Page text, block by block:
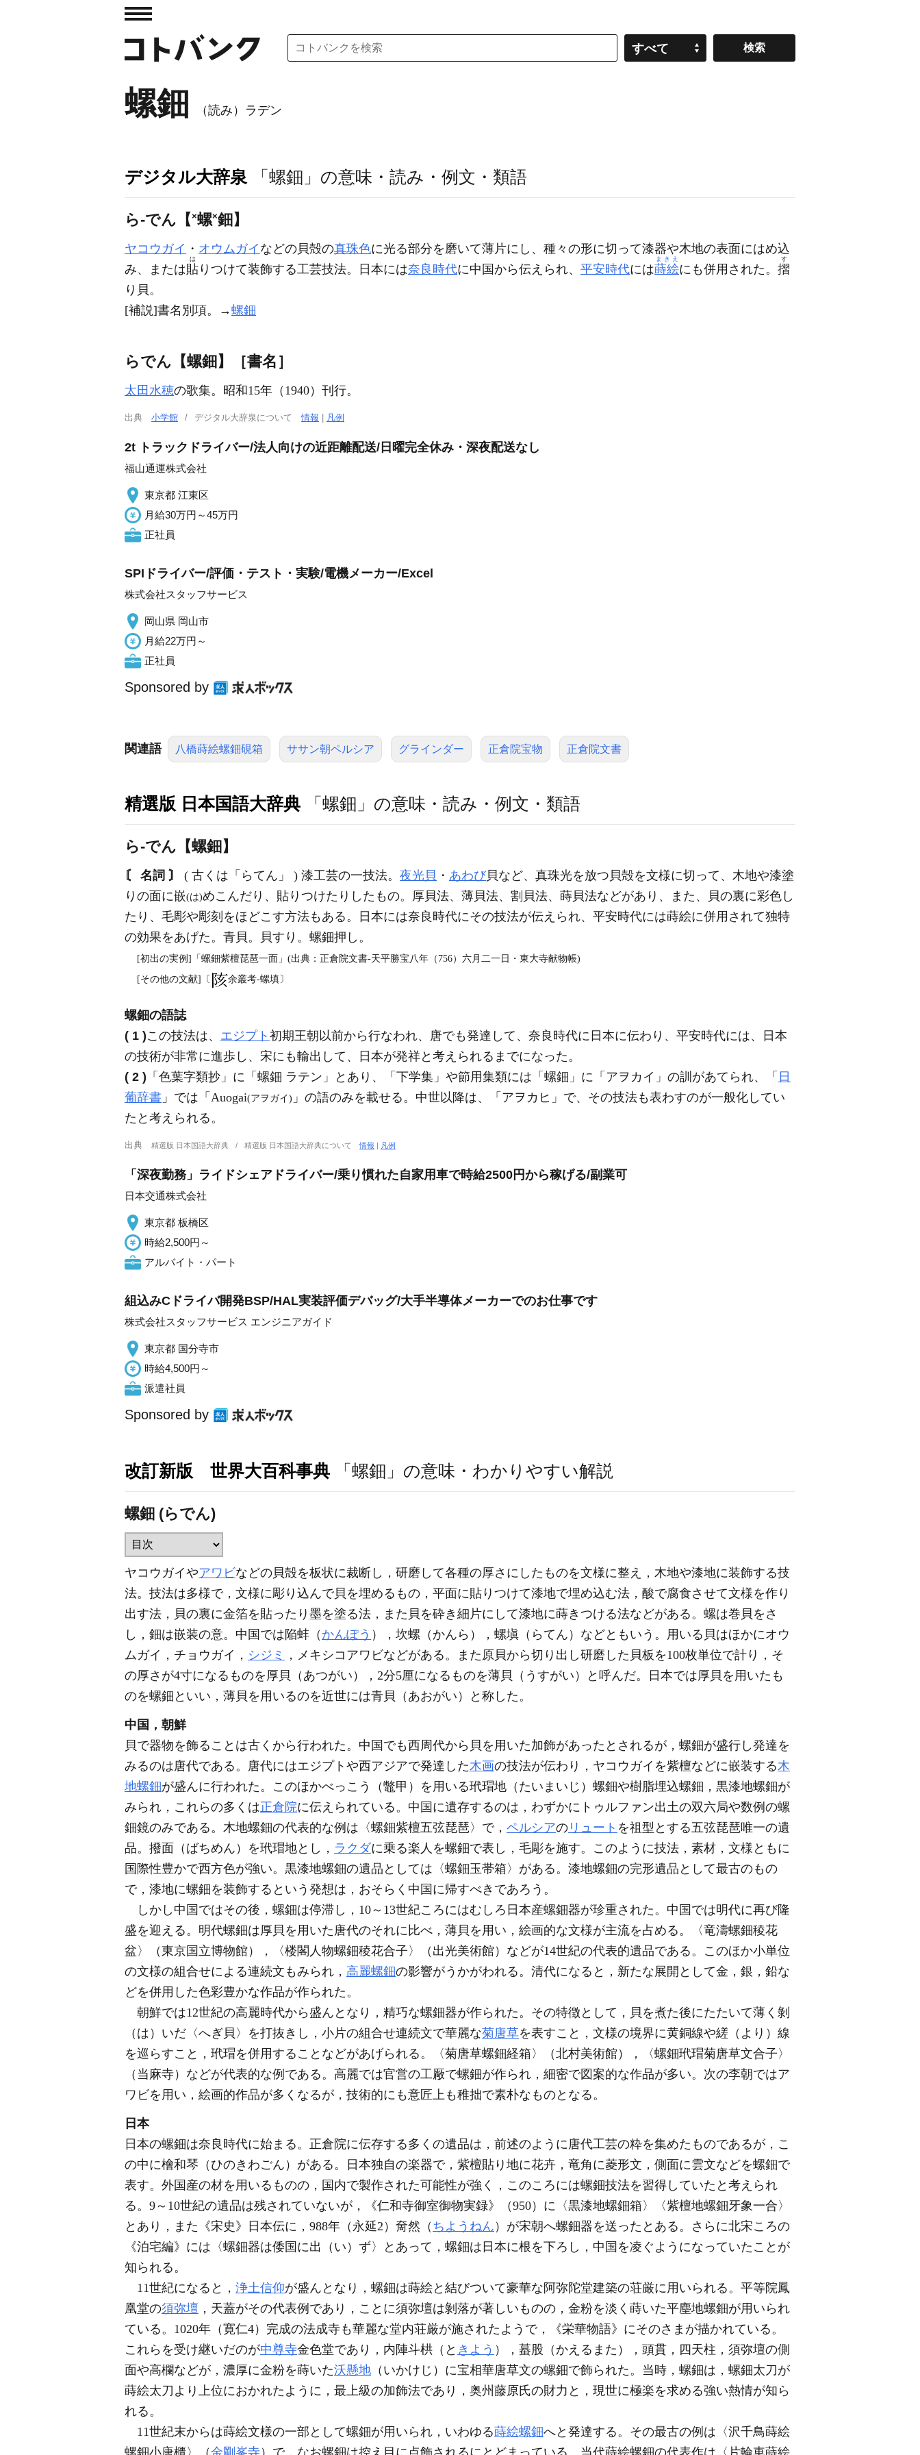
すべて
螺鈿 （読み）ラデン
デジタル大辞泉 「螺鈿」の意味・読み・例文・類語
ら‐でん【 ×螺×鈿】
ヤコウガイ ・ オウムガイ などの貝殻の真珠色に光る部分を磨いて薄片にし、種々の形に切って漆器や木地の表面にはめ込
み、または貼
は
りつけて装飾する工芸技法。日本には奈良時代に中国から伝えられ、 平安時代には蒔絵
まきえ
にも併用された。 摺
す
り貝。
[補説]書名別項。→螺鈿
らでん【螺鈿】［書名］
太田水穂の歌集。昭和15年（1940）刊行。
出典 小学館 デジタル大辞泉について情報 凡例
2t トラックドライバー/法人向けの近距離配送/日曜完全休み・深夜配送なし
福山通運株式会社
東京都 江東区
月給30万円～45万円
正社員
SPIドライバー/評価・テスト・実験/電機メーカー/Excel
株式会社スタッフサービス
岡山県 岡山市
月給22万円～
正社員
Sponsored by
関連語 八橋蒔絵螺鈿硯箱 ササン朝ペルシア グラインダー 正倉院宝物 正倉院文書
精選版 日本国語大辞典 「螺鈿」の意味・読み・例文・類語
ら‐でん【螺鈿】
〘 名詞 〙 ( 古くは「らてん」 ) 漆工芸の一技法。 夜光貝 ・ あわび貝など、真珠光を放つ貝殻を文様に切って、木地や漆塗
りの面に嵌(は)めこんだり、貼りつけたりしたもの。厚貝法、薄貝法、割貝法、蒔貝法などがあり、また、貝の裏に彩色し
たり、毛彫や彫刻をほどこす方法もある。日本には奈良時代にその技法が伝えられ、平安時代には蒔絵に併用されて独特
の効果をあげた。青貝。貝すり。螺鈿押し。
[初出の実例]「螺鈿紫檀琵琶一面」(出典：正倉院文書‐天平勝宝八年（756）六月二一日・東大寺献物帳)
[その他の文献]〔
余叢考‐螺填〕
螺鈿の語誌
( 1 )この技法は、 エジプト 初期王朝以前から行なわれ、唐でも発達して、奈良時代に日本に伝わり、平安時代には、日本
の技術が非常に進歩し、宋にも輸出して、日本が発祥と考えられるまでになった。
( 2 ) 「色葉字類抄」に「螺鈿 ラテン」とあり、「下学集」や節用集類には「螺鈿」に「アヲカイ」の訓があてられ、「 日
葡辞書 」では「Auogai(アヲガイ) 」の語のみを載せる。中世以降は、「アヲカヒ」で、その技法も表わすのが一般化してい
たと考えられる。
出典 精選版 日本国語大辞典 精選版 日本国語大辞典について情報 凡例
「深夜勤務」ライドシェアドライバー/乗り慣れた自家用車で時給2500円から稼げる/副業可
日本交通株式会社
東京都 板橋区
時給2,500円～
アルバイト・パート
組込みCドライバ開発BSP/HAL実装評価デバッグ/大手半導体メーカーでのお仕事です
株式会社スタッフサービス エンジニアガイド
東京都 国分寺市
時給4,500円～
派遣社員
Sponsored by
改訂新版 世界大百科事典 「螺鈿」の意味・わかりやすい解説
螺鈿 (らでん)
ヤコウガイやアワビなどの貝殻を板状に裁断し，研磨して各種の厚さにしたものを文様に整え，木地や漆地に装飾する技
法。技法は多様で，文様に彫り込んで貝を埋めるもの，平面に貼りつけて漆地で埋め込む法，酸で腐食させて文様を作り
出す法，貝の裏に金箔を貼ったり墨を塗る法，また貝を砕き細片にして漆地に蒔きつける法などがある。螺は巻貝をさ
し，鈿は嵌装の意。中国では陥蚌（ かんぽう ），坎螺（かんら），螺塡（らてん）などともいう。用いる貝はほかにオウ
ムガイ，チョウガイ， シジミ
，メキシコアワビなどがある。また原貝から切り出し研磨した貝板を100枚単位で計り，そ
の厚さが4寸になるものを厚貝（あつがい），2分5厘になるものを薄貝（うすがい）と呼んだ。日本では厚貝を用いたも
のを螺鈿といい，薄貝を用いるのを近世には青貝（あおがい）と称した。
中国，朝鮮
貝で器物を飾ることは古くから行われた。中国でも西周代から貝を用いた加飾があったとされるが，螺鈿が盛行し発達を
みるのは唐代である。唐代にはエジプトや西アジアで発達した木画の技法が伝わり，ヤコウガイを紫檀などに嵌装する木
地螺鈿が盛んに行われた。このほかべっこう（鼈甲）を用いる玳瑁地（たいまいじ）螺鈿や樹脂埋込螺鈿，黒漆地螺鈿が
みられ，これらの多くは正倉院に伝えられている。中国に遺存するのは，わずかにトゥルファン出土の双六局や数例の螺
鈿鏡のみである。木地螺鈿の代表的な例は〈螺鈿紫檀五弦琵琶〉で， ペルシアの リュート を祖型とする五弦琵琶唯一の遺
品。撥面（ばちめん）を玳瑁地とし， ラクダに乗る楽人を螺鈿で表し，毛彫を施す。このように技法，素材，文様ともに
国際性豊かで西方色が強い。黒漆地螺鈿の遺品としては〈螺鈿玉帯箱〉がある。漆地螺鈿の完形遺品として最古のもの
で，漆地に螺鈿を装飾するという発想は，おそらく中国に帰すべきであろう。
しかし中国ではその後，螺鈿は停滞し，10～13世紀ころにはむしろ日本産螺鈿器が珍重された。中国では明代に再び隆
盛を迎える。明代螺鈿は厚貝を用いた唐代のそれに比べ，薄貝を用い，絵画的な文様が主流を占める。〈竜濤螺鈿稜花
盆〉（東京国立博物館），〈楼閣人物螺鈿稜花合子〉（出光美術館）などが14世紀の代表的遺品である。このほか小単位
の文様の組合せによる連続文もみられ， 高麗螺鈿の影響がうかがわれる。清代になると，新たな展開として金，銀，鉛な
どを併用した色彩豊かな作品が作られた。
朝鮮では12世紀の高麗時代から盛んとなり，精巧な螺鈿器が作られた。その特徴として，貝を煮た後にたたいて薄く剝
（は）いだ〈へぎ貝〉を打抜きし，小片の組合せ連続文で華麗な菊唐草を表すこと，文様の境界に黄銅線や縒（より）線
を巡らすこと，玳瑁を併用することなどがあげられる。〈菊唐草螺鈿経箱〉（北村美術館），〈螺鈿玳瑁菊唐草文合子〉
（当麻寺）などが代表的な例である。高麗では官営の工厰で螺鈿が作られ，細密で図案的な作品が多い。次の李朝ではア
ワビを用い，絵画的作品が多くなるが，技術的にも意匠上も稚拙で素朴なものとなる。
日本
日本の螺鈿は奈良時代に始まる。正倉院に伝存する多くの遺品は，前述のように唐代工芸の粋を集めたものであるが，こ
の中に檜和琴（ひのきわごん）がある。日本独自の楽器で，紫檀貼り地に花卉，竜角に菱形文，側面に雲文などを螺鈿で
表す。外国産の材を用いるものの，国内で製作された可能性が強く，このころには螺鈿技法を習得していたと考えられ
る。9～10世紀の遺品は残されていないが，《仁和寺御室御物実録》（950）に〈黒漆地螺鈿箱〉〈紫檀地螺鈿牙象一合〉
とあり，また《宋史》日本伝に，988年（永延2）奝然（ ちようねん ）が宋朝へ螺鈿器を送ったとある。さらに北宋ころの
《泊宅編》には〈螺鈿器は倭国に出（い）ず〉とあって，螺鈿は日本に根を下ろし，中国を凌ぐようになっていたことが
知られる。
11世紀になると， 浄土信仰が盛んとなり，螺鈿は蒔絵と結びついて豪華な阿弥陀堂建築の荘厳に用いられる。平等院鳳
凰堂の須弥壇 ，天蓋がその代表例であり，ことに須弥壇は剝落が著しいものの，金粉を淡く蒔いた平塵地螺鈿が用いられ
ている。1020年（寛仁4）完成の法成寺も華麗な堂内荘厳が施されたようで，《栄華物語》にそのさまが描かれている。
これらを受け継いだのが中尊寺金色堂であり，内陣斗栱（と きよう ），蟇股（かえるまた），頭貫，四天柱，須弥壇の側
面や高欄などが，濃厚に金粉を蒔いた沃懸地 （いかけじ）に宝相華唐草文の螺鈿で飾られた。当時，螺鈿は，螺鈿太刀が
蒔絵太刀より上位におかれたように，最上級の加飾法であり，奥州藤原氏の財力と，現世に極楽を求める強い熱情が知ら
れる。
11世紀末からは蒔絵文様の一部として螺鈿が用いられ，いわゆる蒔絵螺鈿へと発達する。その最古の例は〈沢千鳥蒔絵